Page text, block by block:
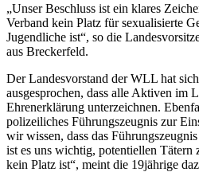
„Unser Beschluss ist ein klares
Verband kein Platz für sexualisierte
Jugendliche ist“, so die
aus Breckerfeld.
Der Landesvorstand der WLL hat
ausgesprochen, dass alle Aktiven im
Ehrenerklärung unterzeichnen.
polizeiliches Führungszeugnis zur
wir wissen, dass das
ist es uns wichtig, potentiellen Tätern
kein Platz ist“, meint die 19jährige